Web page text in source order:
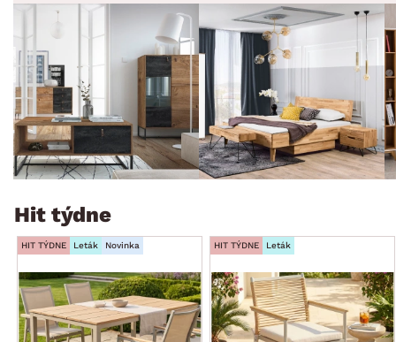
Hit týdne
HIT TÝDNE Leták Novinka HIT TÝDNE Leták